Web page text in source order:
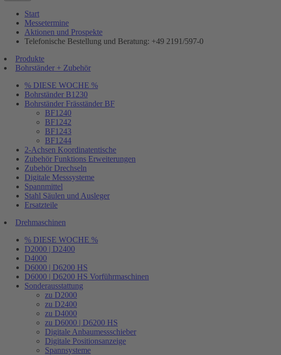
Start
Messetermine
Aktionen und Prospekte
Telefonische Bestellung und Beratung: +49 2191/597-0
Produkte
Bohrständer + Zubehör
% DIESE WOCHE %
Bohrständer B1230
Bohrständer Fräsständer BF
BF1240
BF1242
BF1243
BF1244
2-Achsen Koordinatentische
Zubehör Funktions Erweiterungen
Zubehör Drechseln
Digitale Messsysteme
Spannmittel
Stahl Säulen und Ausleger
Ersatzteile
Drehmaschinen
% DIESE WOCHE %
D2000 | D2400
D4000
D6000 | D6200 HS
D6000 | D6200 HS Vorführmaschinen
Sonderausstattung
zu D2000
zu D2400
zu D4000
zu D6000 | D6200 HS
Digitale Anbaumessschieber
Digitale Positionsanzeige
Spannsysteme